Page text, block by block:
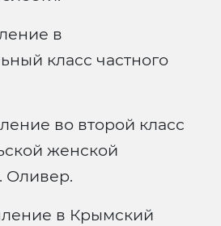
в
класс частного
во второй класс
женской
Оливер.
в Крымский